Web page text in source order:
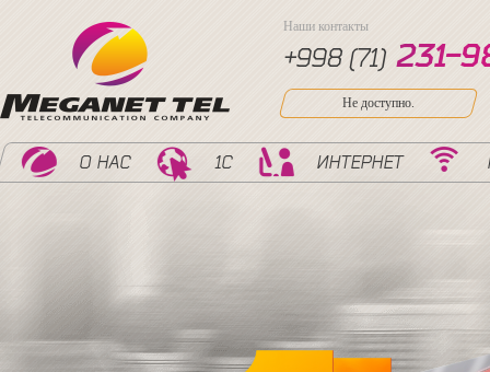
Наши контакты
+998 (71) 231-9
Не доступно.
О НАС 1С ИНТЕРНЕТ